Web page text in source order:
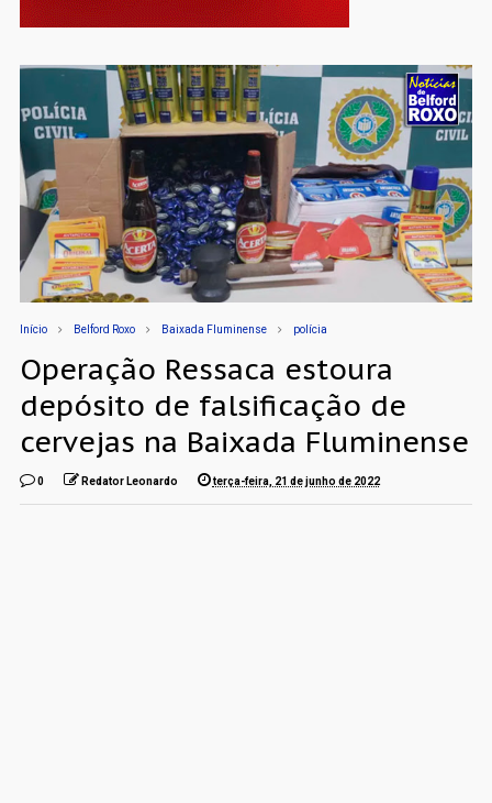
Início Belford Roxo Baixada Fluminense polícia
Operação Ressaca estoura
depósito de falsificação de
cervejas na Baixada Fluminense
0 Redator Leonardo terça-feira, 21 de junho de 2022